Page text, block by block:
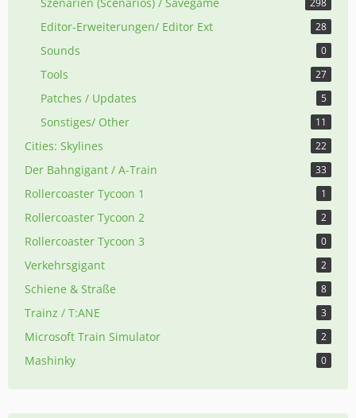
Szenarien (Scenarios) / Savegame 298
Editor-Erweiterungen/ Editor Ext 28
Sounds 0
Tools 27
Patches / Updates 5
Sonstiges/ Other 11
Cities: Skylines 22
Der Bahngigant / A-Train 33
Rollercoaster Tycoon 1 1
Rollercoaster Tycoon 2 2
Rollercoaster Tycoon 3 0
Verkehrsgigant 2
Schiene & Straße 8
Trainz / T:ANE 3
Microsoft Train Simulator 2
Mashinky 0